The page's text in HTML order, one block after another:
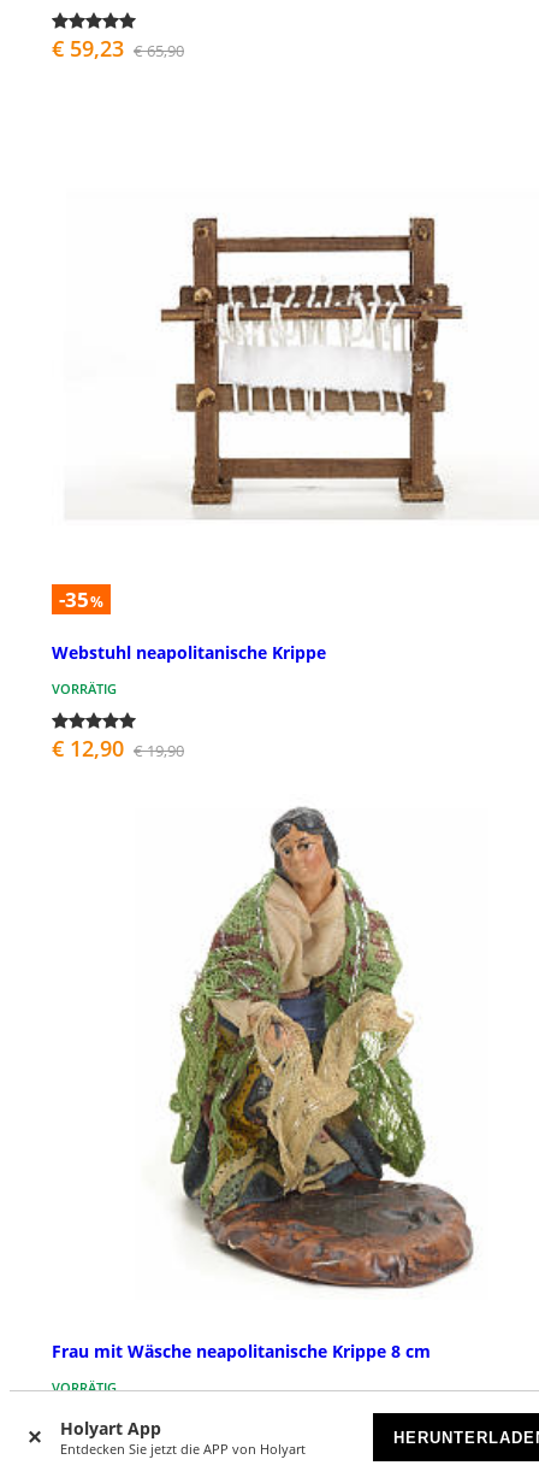
Holyart App
Entdecken Sie jetzt die APP von Holyart
€ 59,23 € 65,90
-35%
Webstuhl neapolitanische Krippe
VORRÄTIG
€ 12,90 € 19,90
Frau mit Wäsche neapolitanische Krippe 8 cm
VORRÄTIG
€ 19,90